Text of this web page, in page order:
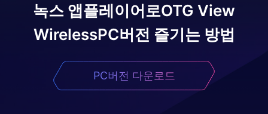
녹스 앱플레이어로OTG View
WirelessPC버전 즐기는 방법
PC버전 다운로드